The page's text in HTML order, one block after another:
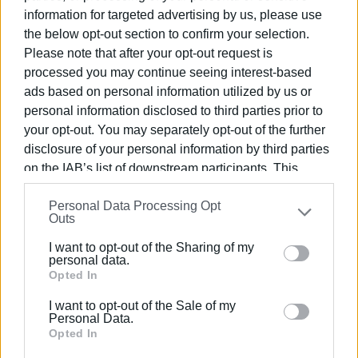
information for targeted advertising by us, please use
the below opt-out section to confirm your selection.
Please note that after your opt-out request is
processed you may continue seeing interest-based
ads based on personal information utilized by us or
personal information disclosed to third parties prior to
your opt-out. You may separately opt-out of the further
disclosure of your personal information by third parties
on the IAB’s list of downstream participants. This
information may also be disclosed by us to third parties
on theIAB’s List of Downstream Participants
that may
further disclose it to other third parties.
Please note that this website/app uses one or more
Google services and may gather and store information
behaviour. You may click to grant or deny consent to
Google and its third-party tags to use your data for
Personal Data Processing Opt
Outs
I want to opt-out of the Sharing of my
personal data.
Opted In
I want to opt-out of the Sale of my
Personal Data.
Opted In
(παράρτημα Αθήνας)
ΕΙΔΙΚΟΣ ΓΡΑΜΜΑΤΕΑΣ: Μαρίζα Κιτάνη(παράρτημα
Αθήνας)
ΤΑΜΙΑΣ: Ιλιάνα Ναζεντιάδου(παράρτημα Αθήνας)
ΜΕΛΟΣ: Εύα Τιγκίρη (παράρτημα Αθήνας)
ΦΩΤΟ ΑΡΧΕΙΟΥ
Εμφανίσεις: 169